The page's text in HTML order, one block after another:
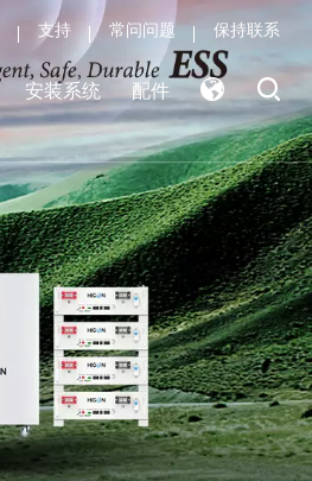
支持 常问问题 保持联系
安装系统 配件